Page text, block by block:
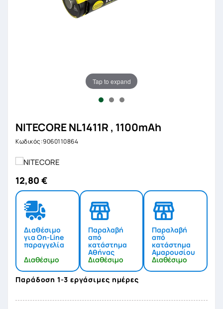
Tap to expand
NITECORE NL1411R , 1100mAh
Κωδικός:9060110864
12,80 €
Διαθέσιμο
για On-Line
παραγγελία
Διαθέσιμο
Παραλαβή
από
κατάστημα
Αθήνας
Διαθέσιμο
Παραλαβή
από
κατάστημα
Αμαρουσίου
Διαθέσιμο
Παράδοση 1-3 εργάσιμες ημέρες